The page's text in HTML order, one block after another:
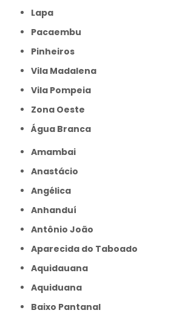
Lapa
Pacaembu
Pinheiros
Vila Madalena
Vila Pompeia
Zona Oeste
Água Branca
Amambai
Anastácio
Angélica
Anhanduí
Antônio João
Aparecida do Taboado
Aquidauana
Aquiduana
Baixo Pantanal